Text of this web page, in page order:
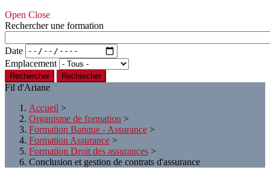
Open Close
Rechercher une formation
Date
Emplacement
Rechercher
Fil d'Ariane
Accueil >
Organisme de formation >
Formation Banque - Assurance >
Formation Assurance >
Formation Droit des assurances >
Conclusion et gestion de contrats d'assurance